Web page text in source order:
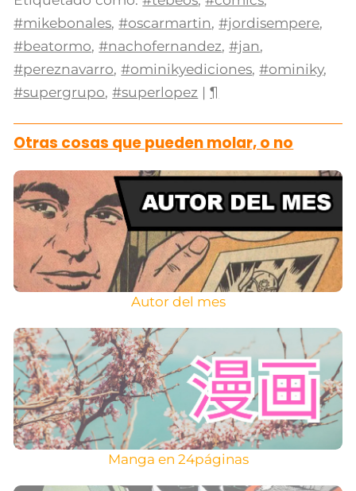
#mikebonales,#oscarmartin,#jordisempere,
#beatormo,#nachofernandez,#jan,
#pereznavarro,#ominikyediciones,#ominiky,
#supergrupo,#superlopez |¶
Otras cosas que pueden molar, o no
Autor del mes
Manga en 24páginas